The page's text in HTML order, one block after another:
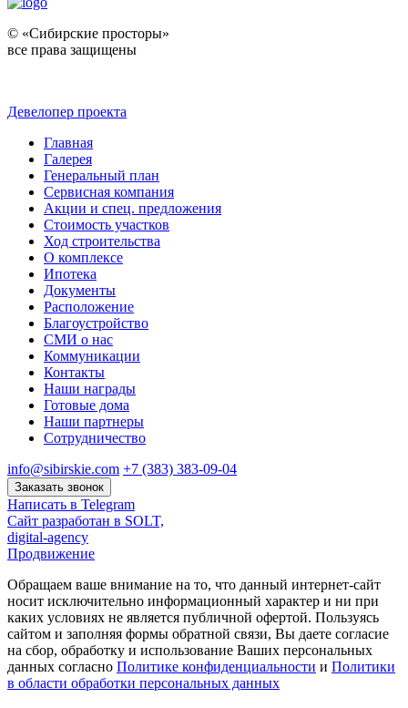
© «Сибирские просторы»
все права защищены
Девелопер проекта
Главная
Галерея
Генеральный план
Сервисная компания
Акции и спец. предложения
Стоимость участков
Ход строительства
О комплексе
Ипотека
Документы
Расположение
Благоустройство
СМИ о нас
Коммуникации
Контакты
Наши награды
Готовые дома
Наши партнеры
Сотрудничество
info@sibirskie.com +7 (383) 383-09-04
Заказать звонок
Написать в Telegram
Сайт разработан в SOLT,
digital-agency
Продвижение
Обращаем ваше внимание на то, что данный интернет-сайт
носит исключительно информационный характер и ни при
каких условиях не является публичной офертой. Пользуясь
сайтом и заполняя формы обратной связи, Вы даете согласие
на сбор, обработку и использование Ваших персональных
данных согласно Политике конфиденциальности и Политики
в области обработки персональных данных